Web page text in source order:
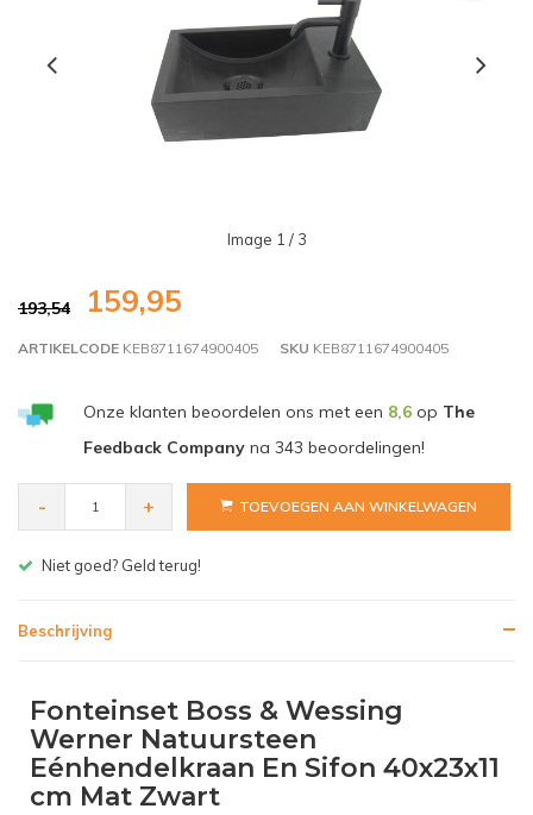
Image 1 / 3
193,54 159,95
ARTIKELCODE KEB8711674900405 SKU KEB8711674900405
Onze klanten beoordelen ons met een 8,6op The
Feedback Companyna 343 beoordelingen!
- + TOEVOEGEN AAN WINKELWAGEN
terug!
Beschrijving
Fonteinset Boss & Wessing
Werner Natuursteen
Eénhendelkraan En Sifon 40x23x11
cm Mat Zwart